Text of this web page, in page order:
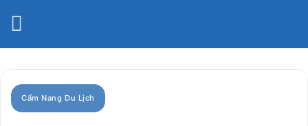
Cẩm Nang Du Lịch